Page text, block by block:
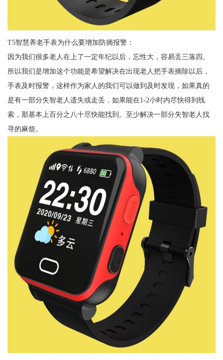
T5智慧养老手表为什么要增加防摘报警：
因为我们很多老人在上了一定年纪以后，忘性大，容易丢三落四。
所以我们是增加这个功能是希望解决在出现老人把手表摘除以后，
手表及时报警，这样作为家人的我们可以做到及时发现，如果真的
是有一部分失智老人遗失或走丢，如果能在1-2小时内尽快得到线
索，那基本上百分之八十尽快能找到。至少解决一部分失智老人找
寻的麻烦。